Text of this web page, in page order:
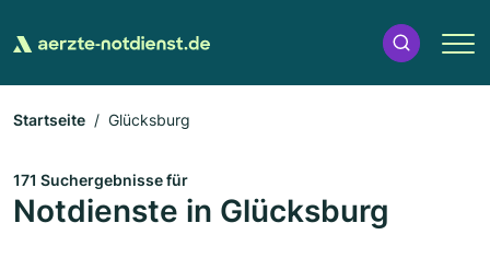
Startseite Glücksburg
171 Suchergebnisse für
Notdienste in Glücksburg